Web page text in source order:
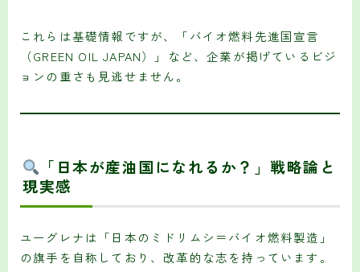
これらは基礎情報ですが、「バイオ燃料先進国宣言
（GREEN OIL JAPAN）」など、企業が掲げているビジ
ョンの重さも見逃せません。
「日本が産油国になれるか？」戦略論と
現実感
ユーグレナは「日本のミドリムシ＝バイオ燃料製造」
の旗手を自称しており、改革的な志を持っています。